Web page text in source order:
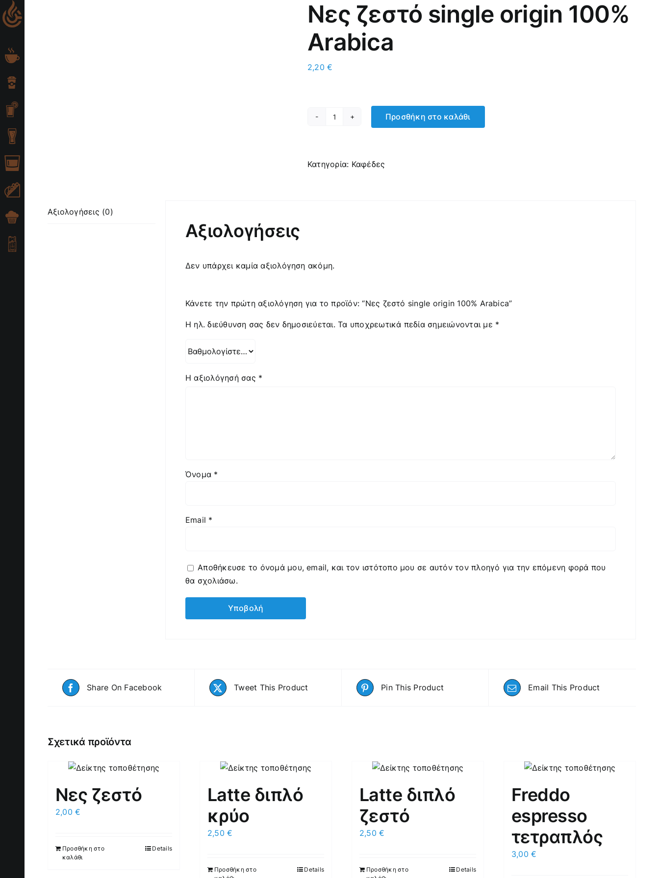
Skip
to
Νες ζεστό single origin 100%
Arabica
2,20€
Νες
origin
Προσθήκη στο καλάθι
Κατηγορία: Καφέδες
Αξιολογήσεις (0)
Αξιολογήσεις
Δεν υπάρχει καμία αξιολόγηση ακόμη.
Κάνετε την πρώτη αξιολόγηση για το προϊόν: “Νες ζεστό single origin 100% Arabica”
Η ηλ. διεύθυνση σας δεν δημοσιεύεται. Τα υποχρεωτικά πεδία σημειώνονται με *
Η αξιολόγησή σας *
Όνομα *
Email *
Αποθήκευσε το όνομά μου, email, και τον ιστότοπο μου σε αυτόν τον πλοηγό για την επόμενη φορά που
θα σχολιάσω.
Share On Facebook Tweet This Product Pin This Product Email This Product
Σχετικά προϊόντα
Νες ζεστό
2,00€
Προσθήκη στο
καλάθι
Details
Latte διπλό
κρύο
2,50€
Προσθήκη στο
Details
Latte διπλό
ζεστό
2,50€
Προσθήκη στο
Details
Freddo
espresso
τετραπλός
3,00€